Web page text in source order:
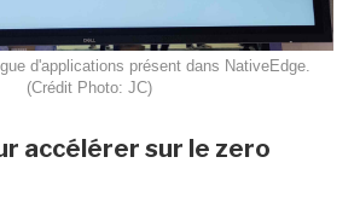
d'applications présent dans NativeEdge.
(Crédit Photo: JC)
accélérer sur le zero